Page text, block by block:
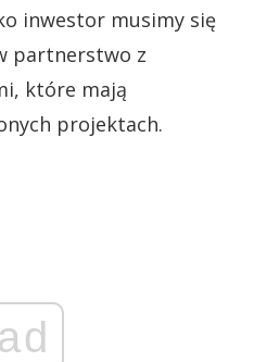
inwestor musimy się
partnerstwo z
które mają
projektach.
ad